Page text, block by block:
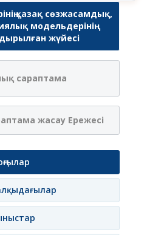
қазақ сөзжасамдық,
модельдерінің
жүйесі
сараптама
жасау Ережесі